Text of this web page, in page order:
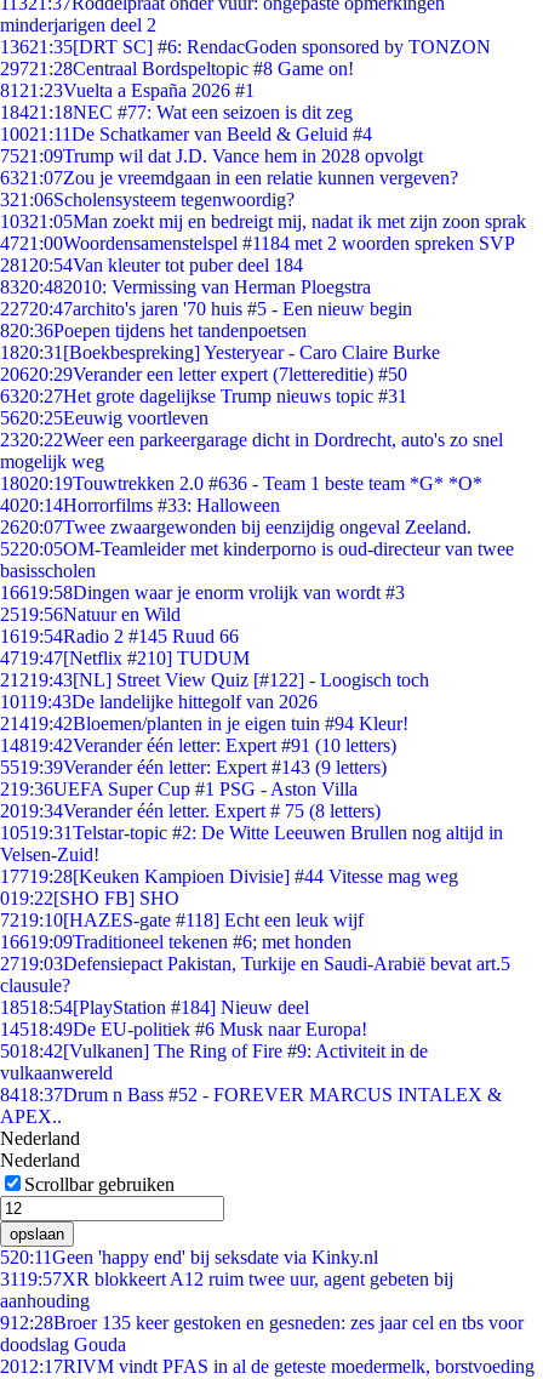
minderjarigen deel 2
13621:35[DRT SC] #6: RendacGoden sponsored by TONZON
29721:28Centraal Bordspeltopic #8 Game on!
81 21:23Vuelta a España 2026 #1
18421:18NEC #77: Wat een seizoen is dit zeg
10021:11De Schatkamer van Beeld & Geluid #4
7521:09Trump wil dat J.D. Vance hem in 2028 opvolgt
6321:07Zou je vreemdgaan in een relatie kunnen vergeven?
321:06Scholensysteem tegenwoordig?
10321:05Man zoekt mij en bedreigt mij, nadat ik met zijn zoon sprak
4721:00Woordensamenstelspel #1184 met 2 woorden spreken SVP
281 20:54Van kleuter tot puber deel 184
8320:482010: Vermissing van Herman Ploegstra
22720:47archito's jaren '70 huis #5 - Een nieuw begin
820:36Poepen tijdens het tandenpoetsen
1820:31 [Boekbespreking] Yesteryear - Caro Claire Burke
20620:29Verander een letter expert (7lettereditie) #50
6320:27Het grote dagelijkse Trump nieuws topic #31
5620:25Eeuwig voortleven
2320:22Weer een parkeergarage dicht in Dordrecht, auto's zo snel
mogelijk weg
18020:19Touwtrekken 2.0 #636 - Team 1 beste team *G* *O*
4020:14Horrorfilms #33: Halloween
2620:07Twee zwaargewonden bij eenzijdig ongeval Zeeland.
5220:05OM-Teamleider met kinderporno is oud-directeur van twee
basisscholen
16619:58Dingen waar je enorm vrolijk van wordt #3
2519:56Natuur en Wild
1619:54Radio 2 #145 Ruud 66
4719:47[Netflix #210] TUDUM
21219:43[NL] Street View Quiz [#122] - Loogisch toch
10119:43De landelijke hittegolf van 2026
21419:42Bloemen/planten in je eigen tuin #94 Kleur!
14819:42Verander één letter: Expert #91 (10 letters)
5519:39Verander één letter: Expert #143 (9 letters)
219:36UEFA Super Cup #1 PSG - Aston Villa
2019:34Verander één letter. Expert # 75 (8 letters)
10519:31Telstar-topic #2: De Witte Leeuwen Brullen nog altijd in
Velsen-Zuid!
17719:28[Keuken Kampioen Divisie] #44 Vitesse mag weg
019:22[SHO FB] SHO
7219:10[HAZES-gate #118] Echt een leuk wijf
16619:09Traditioneel tekenen #6; met honden
2719:03Defensiepact Pakistan, Turkije en Saudi-Arabië bevat art.5
clausule?
18518:54[PlayStation #184] Nieuw deel
14518:49De EU-politiek #6 Musk naar Europa!
5018:42[Vulkanen] The Ring of Fire #9: Activiteit in de
vulkaanwereld
8418:37Drum n Bass #52 - FOREVER MARCUS INTALEX &
APEX..
Nederland
Nederland
Scrollbar gebruiken
opslaan
520:11Geen 'happy end' bij seksdate via Kinky.nl
3119:57XR blokkeert A12 ruim twee uur, agent gebeten bij
aanhouding
912:28Broer 135 keer gestoken en gesneden: zes jaar cel en tbs voor
doodslag Gouda
2012:17RIVM vindt PFAS in al de geteste moedermelk, borstvoeding